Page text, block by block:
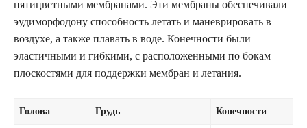
пятицветными мембранами. Эти мембраны обеспечивали
эудиморфодону способность летать и маневрировать в
воздухе, а также плавать в воде. Конечности были
эластичными и гибкими, с расположенными по бокам
плоскостями для поддержки мембран и летания.
Голова Грудь Конечности